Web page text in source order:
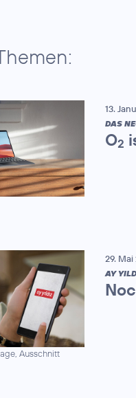
13.
DAS
O2
Ausschnitt
29. Mai
AY